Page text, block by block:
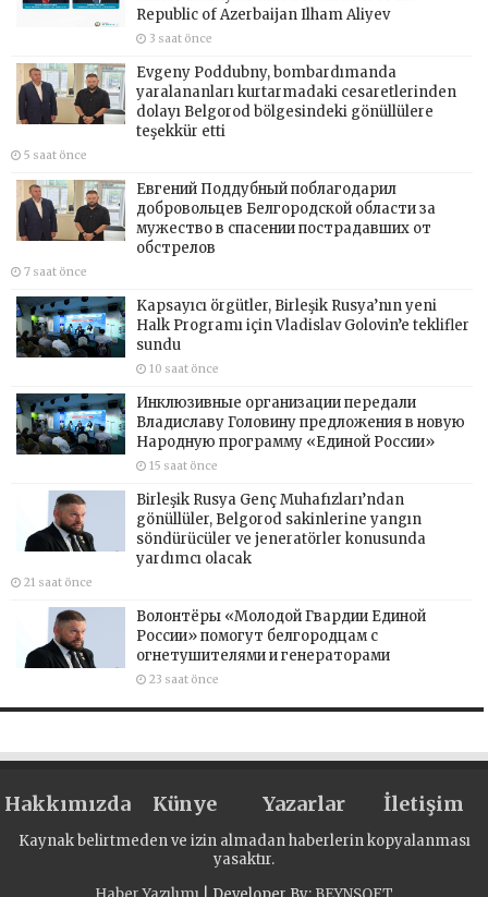
Republic of Azerbaijan Ilham Aliyev
3 saat önce
Evgeny Poddubny, bombardımanda
yaralananları kurtarmadaki cesaretlerinden
dolayı Belgorod bölgesindeki gönüllülere
teşekkür etti
5 saat önce
Евгений Поддубный поблагодарил
добровольцев Белгородской области за
мужество в спасении пострадавших от
обстрелов
7 saat önce
Kapsayıcı örgütler, Birleşik Rusya’nın yeni
Halk Programı için Vladislav Golovin’e teklifler
sundu
10 saat önce
Инклюзивные организации передали
Владиславу Головину предложения в новую
Народную программу «Единой России»
15 saat önce
Birleşik Rusya Genç Muhafızları’ndan
gönüllüler, Belgorod sakinlerine yangın
söndürücüler ve jeneratörler konusunda
yardımcı olacak
21 saat önce
Волонтёры «Молодой Гвардии Единой
России» помогут белгородцам с
огнетушителями и генераторами
23 saat önce
Hakkımızda Künye Yazarlar İletişim
Kaynak belirtmeden ve izin almadan haberlerin kopyalanması
yasaktır.